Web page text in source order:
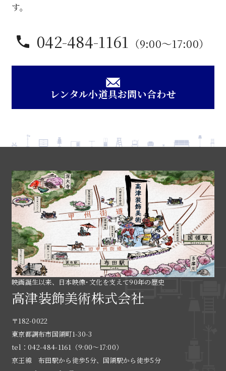
す。
042-484-1161 （9:00〜17:00）
レンタル小道具お問い合わせ
映画誕生以来、日本映像･文化を支えて90年の歴史
高津装飾美術株式会社
〒182-0022
東京都調布市国領町1-30-3
tel：042-484-1161（9:00〜17:00）
京王線 布田駅から徒歩5分、国領駅から徒歩5分